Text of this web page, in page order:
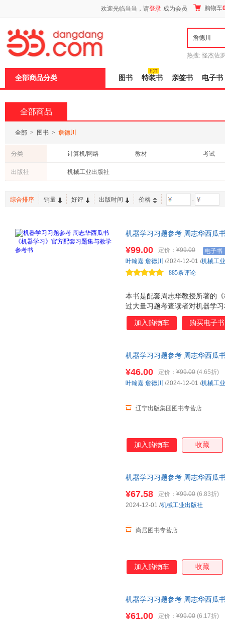
欢迎光临当当，请登录 成为会员 购物车
热搜: 怪杰佐
全部商品分类 图书 特装书 亲签书 电子书
全部商品
全部 > 图书 > 詹德川
分类 计算机/网络 教材 考试
出版社 机械工业出版社
综合排序 销量 好评 出版时间 价格 -
机器学习习题参考 周志华西瓜
本书是配套周志华教授所著的
过大量习题考查读者对机器学
分：第一部分习题对应《机器
与选择、线性模型、决策树、
数据的分类、神经网络的优化
同难度级别。机器学习初学者
概念，对机器学习有一定基础
¥99.00 定价： ¥99.00 电子书
885条评论
叶翰嘉 詹德川 /2024-12-01 /机械工
加入购物车 购买电子书
机器学习习题参考 周志华西瓜
¥46.00 定价： ¥99.00 (4.65折)
辽宁出版集团图书专营店
叶翰嘉 詹德川 /2024-12-01 /机械工
加入购物车 收藏
机器学习习题参考 周志华西瓜
¥67.58 定价： ¥99.00 (6.83折)
尚居图书专营店
2024-12-01 /机械工业出版社
加入购物车 收藏
机器学习习题参考 周志华西瓜
¥61.00 定价： ¥99.00 (6.17折)
页
加